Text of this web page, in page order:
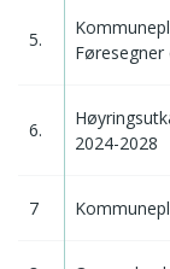
5.
6.
2024-2028
7